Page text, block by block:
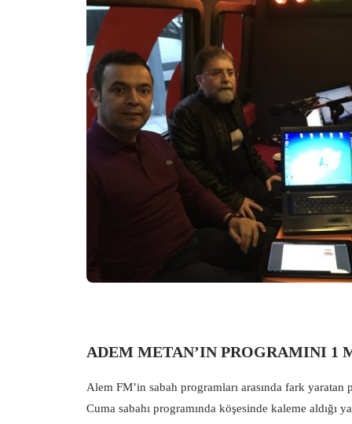
ADEM METAN’IN PROGRAMINI 1
Alem FM’in sabah programları arasında fark
Cuma sabahı programında köşesinde kaleme aldığı